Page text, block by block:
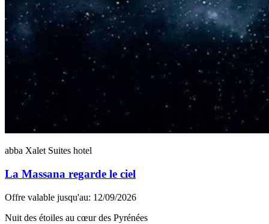
abba Xalet Suites hotel
La Massana regarde le ciel
Offre valable jusqu'au: 12/09/2026
Nuit des étoiles au cœur des Pyrénées